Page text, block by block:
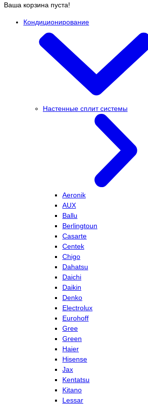
Ваша корзина пуста!
Кондиционирование
Настенные сплит системы
Aeronik
AUX
Ballu
Berlingtoun
Casarte
Centek
Chigo
Dahatsu
Daichi
Daikin
Denko
Electrolux
Eurohoff
Gree
Green
Haier
Hisense
Jax
Kentatsu
Kitano
Lessar